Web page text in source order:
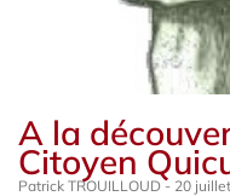
A la
Citoyen
Patrick TROUILLOUD 20